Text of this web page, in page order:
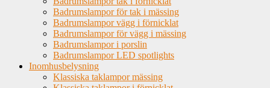
Badrumslampor för tak i mässing
Badrumslampor vägg i förnicklat
Badrumslampor för vägg i mässing
Badrumslampor i porslin
Badrumslampor LED spotlights
Inomhusbelysning
Klassiska taklampor mässing